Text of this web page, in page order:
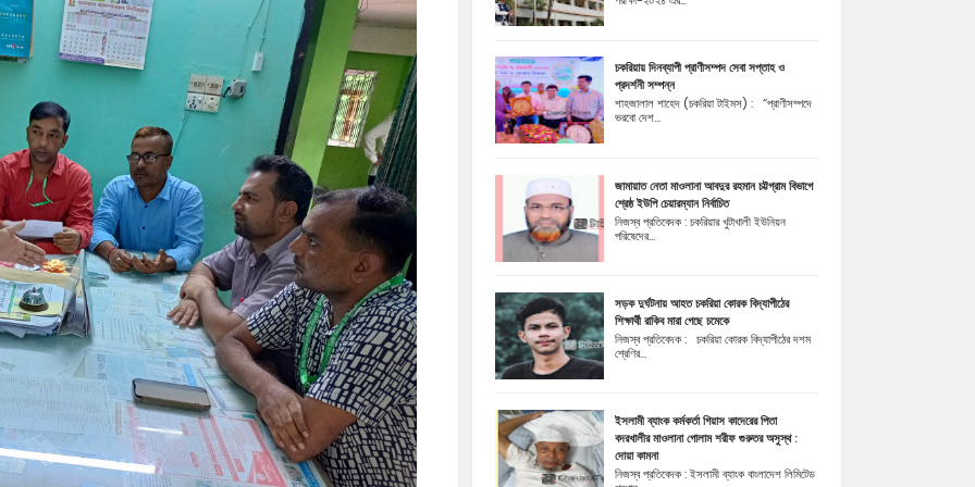
অনুষ্ঠিত
তাসরিফুল
শতাধিক
আলোচনা
চকরিয়ায় দিনব্যাপী প্রাণীসম্পদ সেবা সপ্তাহ ও
প্রদর্শনী সম্পন্ন
শাহজালাল শাহেদ (চকরিয়া টাইমস) : “প্রাণীসম্পদে
ভরবো দেশ...
জামায়াত নেতা মাওলানা আবদুর রহমান চট্টগ্রাম বিভাগে
শ্রেষ্ঠ ইউপি চেয়ারম্যান নির্বাচিত
নিজস্ব প্রতিবেদক : চকরিয়ার খুটাখালী ইউনিয়ন
পরিষেদের...
সড়ক দুর্ঘটনায় আহত চকরিয়া কোরক বিদ্যাপীঠের
শিক্ষার্থী রাকিব মারা গেছে চমেকে
নিজস্ব প্রতিবেদক : চকরিয়া কোরক বিদ্যাপীঠের দশম
শ্রেণির...
ইসলামী ব্যাংক কর্মকর্তা গিয়াস কাদেরের পিতা
বদরখালীর মাওলানা গোলাম শরীফ গুরুতর অসুস্থ :
দোয়া কামনা
নিজস্ব প্রতিবেদক : ইসলামী ব্যাংক বাংলাদেশ লিমিটেড